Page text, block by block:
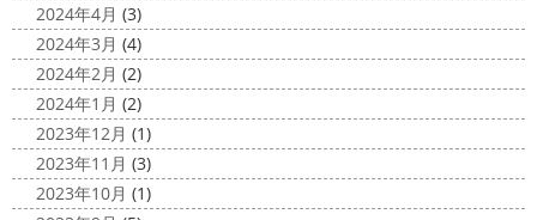
今日は高圧洗浄が何故必要かについて説明させていただき
ます
塗装工事をお考えのお客様は長くなりますが、ぜ
ひ読んでみてくださいね
外壁や屋根の表面に塗装してで
きた塗膜は、毎日屋外で紫外線、雨風、排気ガスなどにさ
2020/11/12
朝活
＊湘南の外壁塗装専門店＊
小倉氏サーフィンにはまり中
今回は浩
さんも一緒に
３人で出発
波は小さい
けどお天気良くて気持ち～
まずは陸でのイメトレ 入水～
小倉氏ライド
で、すぐ立ててました
2024年4月 (3)
2024年3月 (4)
2024年2月 (2)
2024年1月 (2)
2023年12月 (1)
2023年11月 (3)
2023年10月 (1)